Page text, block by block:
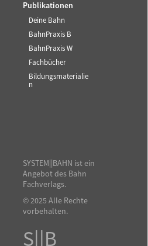
Publikationen
Deine Bahn
BahnPraxis B
BahnPraxis W
Fachbücher
Bildungsmaterialie
n
SYSTEM||BAHN ist ein
Angebot des Bahn
Fachverlags.
© 2025 Alle Rechte
vorbehalten.
S||B